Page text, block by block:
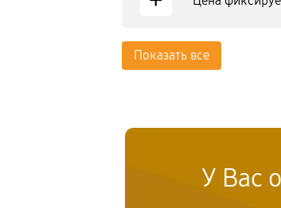
Показать все
У Вас